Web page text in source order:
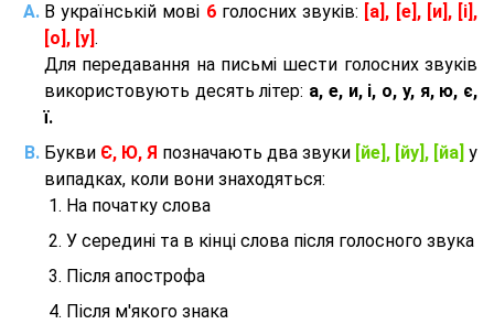
В українській мові 6голосних звуків:
[а], [е], [и], [і],
[о], [у] .
Для передавання на письмі шести голосних звуків
використовують десять літер: а, е, и, і, о, у, я, ю, є,
ї.
Букви Є, Ю, Я позначають два звуки [йе], [йу], [йа] у
випадках, коли вони знаходяться:
На початку слова
У середині та в кінці слова після голосного звука
Після апострофа
Після м'якого знака